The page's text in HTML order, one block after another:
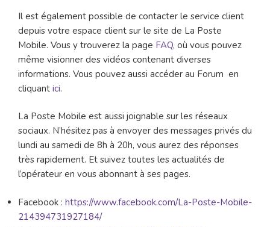
Il est également possible de contacter le service client
depuis votre espace client sur le site de La Poste
Mobile. Vous y trouverez la page FAQ, où vous pouvez
même visionner des vidéos contenant diverses
informations. Vous pouvez aussi accéder au Forum en
cliquant ici.
La Poste Mobile est aussi joignable sur les réseaux
sociaux. N’hésitez pas à envoyer des messages privés du
lundi au samedi de 8h à 20h, vous aurez des réponses
très rapidement. Et suivez toutes les actualités de
l’opérateur en vous abonnant à ses pages.
Facebook : https://www.facebook.com/La-Poste-Mobile-
214394731927184/